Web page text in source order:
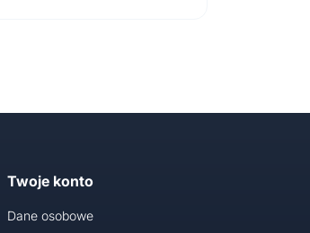
Twoje konto
Dane osobowe